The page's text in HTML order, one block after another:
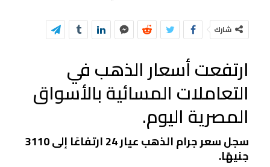
شارك
ارتفعت أسعار الذهب في
التعاملات المسائية بالأسواق
المصرية اليوم.
سجل سعر جرام الذهب عيار 24 ارتفاعًا إلى 3110
جنيهًا.